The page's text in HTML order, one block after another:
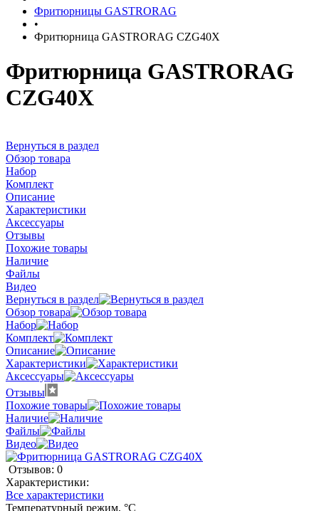
Фритюрницы GASTRORAG
•
Фритюрница GASTRORAG CZG40X
Фритюрница GASTRORAG
CZG40X
Вернуться в раздел
Обзор товара
Набор
Комплект
Описание
Характеристики
Аксессуары
Отзывы
Похожие товары
Наличие
Файлы
Видео
Вернуться в раздел
Обзор товара
Набор
Комплект
Описание
Характеристики
Аксессуары
Отзывы
Похожие товары
Наличие
Файлы
Видео
Отзывов: 0
Характеристики:
Все характеристики
Температурный режим, °C